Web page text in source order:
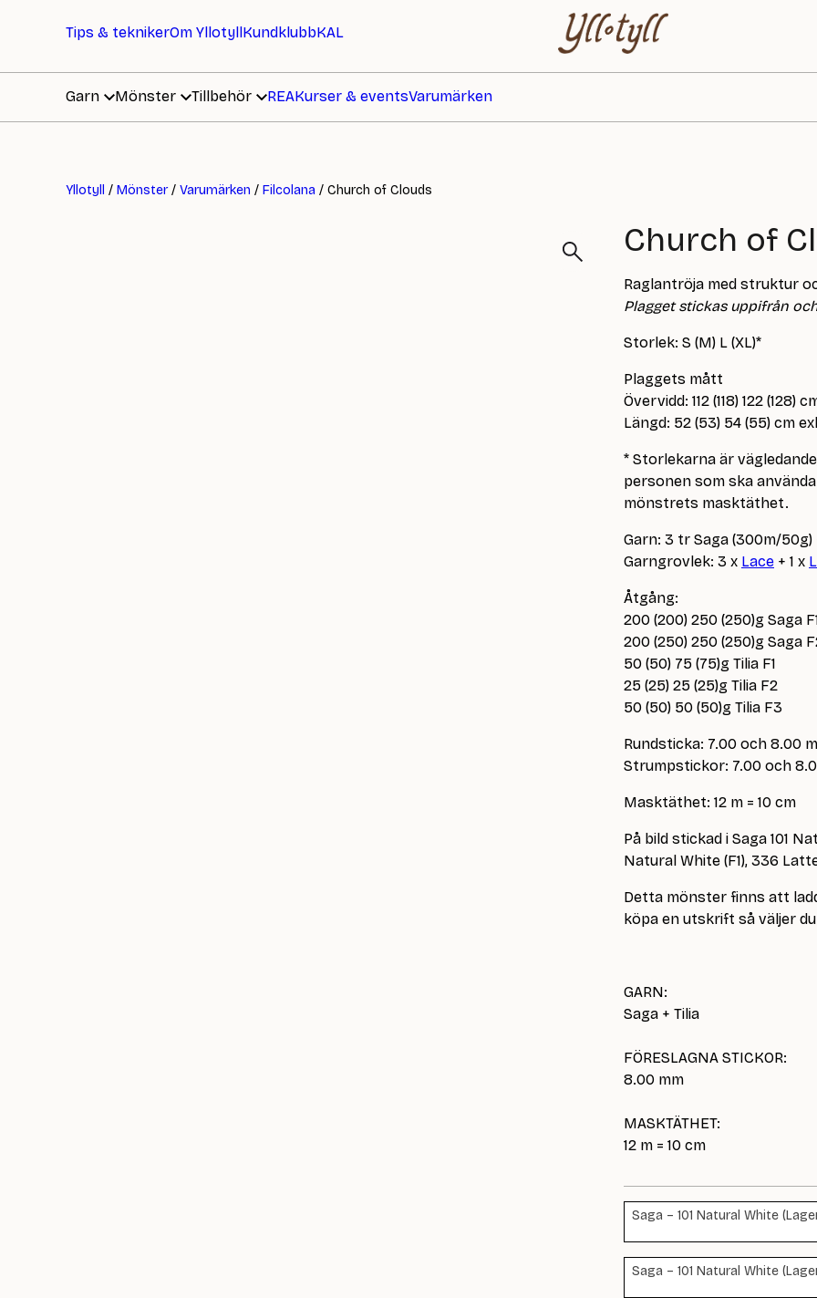
Tips & teknikerOm Yllotyll KundklubbKAL
Garn
Mönster Tillbehör REAKurser & eventsVarumärken
Yllotyll / Mönster/ Varumärken / Filcolana / Church of Clouds
Church of
Raglantröja med struktur
Plagget stickas uppifrån
Storlek: S (M) L (XL)*
Plaggets mått
Övervidd: 112 (118) 122 (128)
Längd: 52 (53) 54 (55) cm
* Storlekarna är
personen som ska
mönstrets masktäthet.
Garn: 3 tr Saga (300m/50g)
Garngrovlek: 3 x Lace + 1 x
Åtgång:
200 (200) 250 (250)g Saga
200 (250) 250 (250)g Saga
50 (50) 75 (75)g Tilia F1
25 (25) 25 (25)g Tilia F2
50 (50) 50 (50)g Tilia F3
Rundsticka: 7.00 och 8.00
Strumpstickor: 7.00 och
Masktäthet: 12 m = 10 cm
På bild stickad i Saga 101
Natural White (F1), 336
Detta mönster finns att
köpa en utskrift så väljer
GARN:
Saga + Tilia
FÖRESLAGNA STICKOR:
8.00 mm
MASKTÄTHET:
12 m = 10 cm
Saga – 101 Natural White
Saga – 101 Natural White